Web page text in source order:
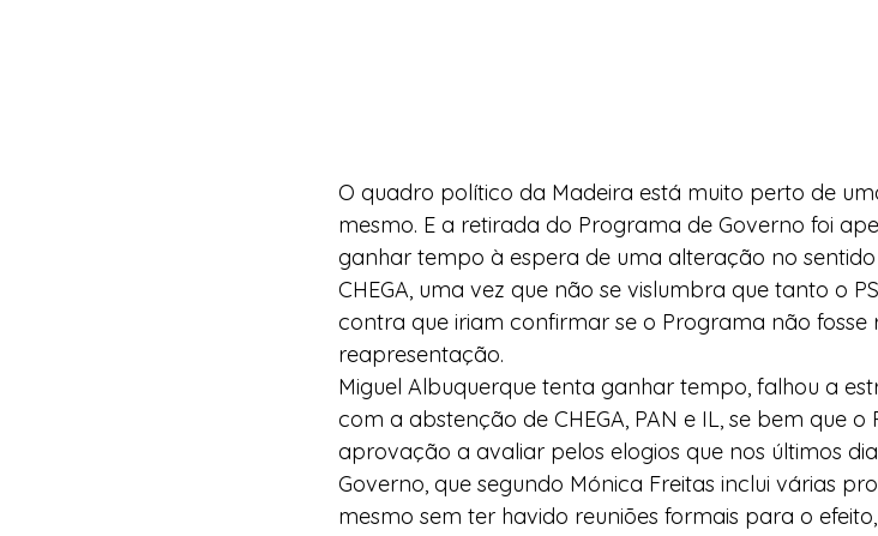
O quadro político da Madeira está muito perto de
mesmo. E a retirada do Programa de Governo foi
ganhar tempo à espera de uma alteração no
CHEGA, uma vez que não se vislumbra que tanto o
contra que iriam confirmar se o Programa não
reapresentação.
Miguel Albuquerque tenta ganhar tempo, falhou a
com a abstenção de CHEGA, PAN e IL, se bem que
aprovação a avaliar pelos elogios que nos últimos
Governo, que segundo Mónica Freitas inclui várias
mesmo sem ter havido reuniões formais para o